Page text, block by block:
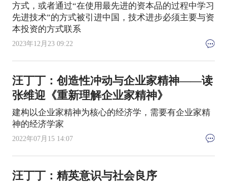
方式，或者通过“在使用最先进的资本品的过程中学习
先进技术”的方式被引进中国，技术进步必须主要与资
本投资的方式联系
2023年12月23 09:22
汪丁丁：创造性冲动与企业家精神——读
张维迎《重新理解企业家精神》
建构以企业家精神为核心的经济学，需要有企业家精
神的经济学家
2022年07月15 14:07
汪丁丁：精英意识与社会良序